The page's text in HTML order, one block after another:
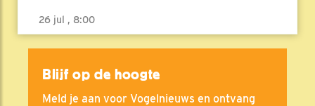
26 jul , 8:00
Blijf op de hoogte
Meld je aan voor Vogelnieuws en ontvang